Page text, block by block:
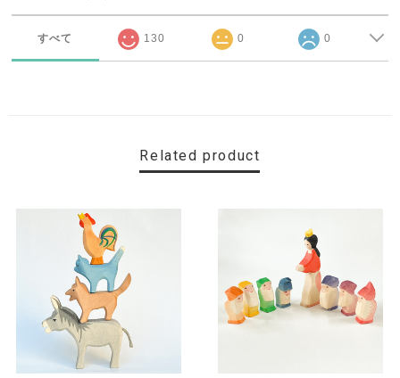
すべて 130 0 0
Related product